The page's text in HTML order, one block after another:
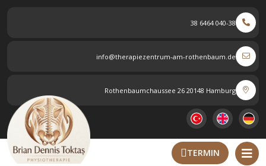
040-38 6464 38
info@therapiezentrum-am-rothenbaum.de
Rothenbaumchaussee 26 20148 Hamburg
TERMIN